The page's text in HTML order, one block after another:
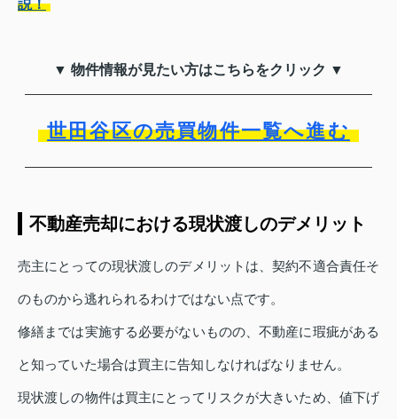
説！
▼ 物件情報が見たい方はこちらをクリック ▼
世田谷区の売買物件一覧へ進む
不動産売却における現状渡しのデメリット
売主にとっての現状渡しのデメリットは、契約不適合責任そ
のものから逃れられるわけではない点です。
修繕までは実施する必要がないものの、不動産に瑕疵がある
と知っていた場合は買主に告知しなければなりません。
現状渡しの物件は買主にとってリスクが大きいため、値下げ